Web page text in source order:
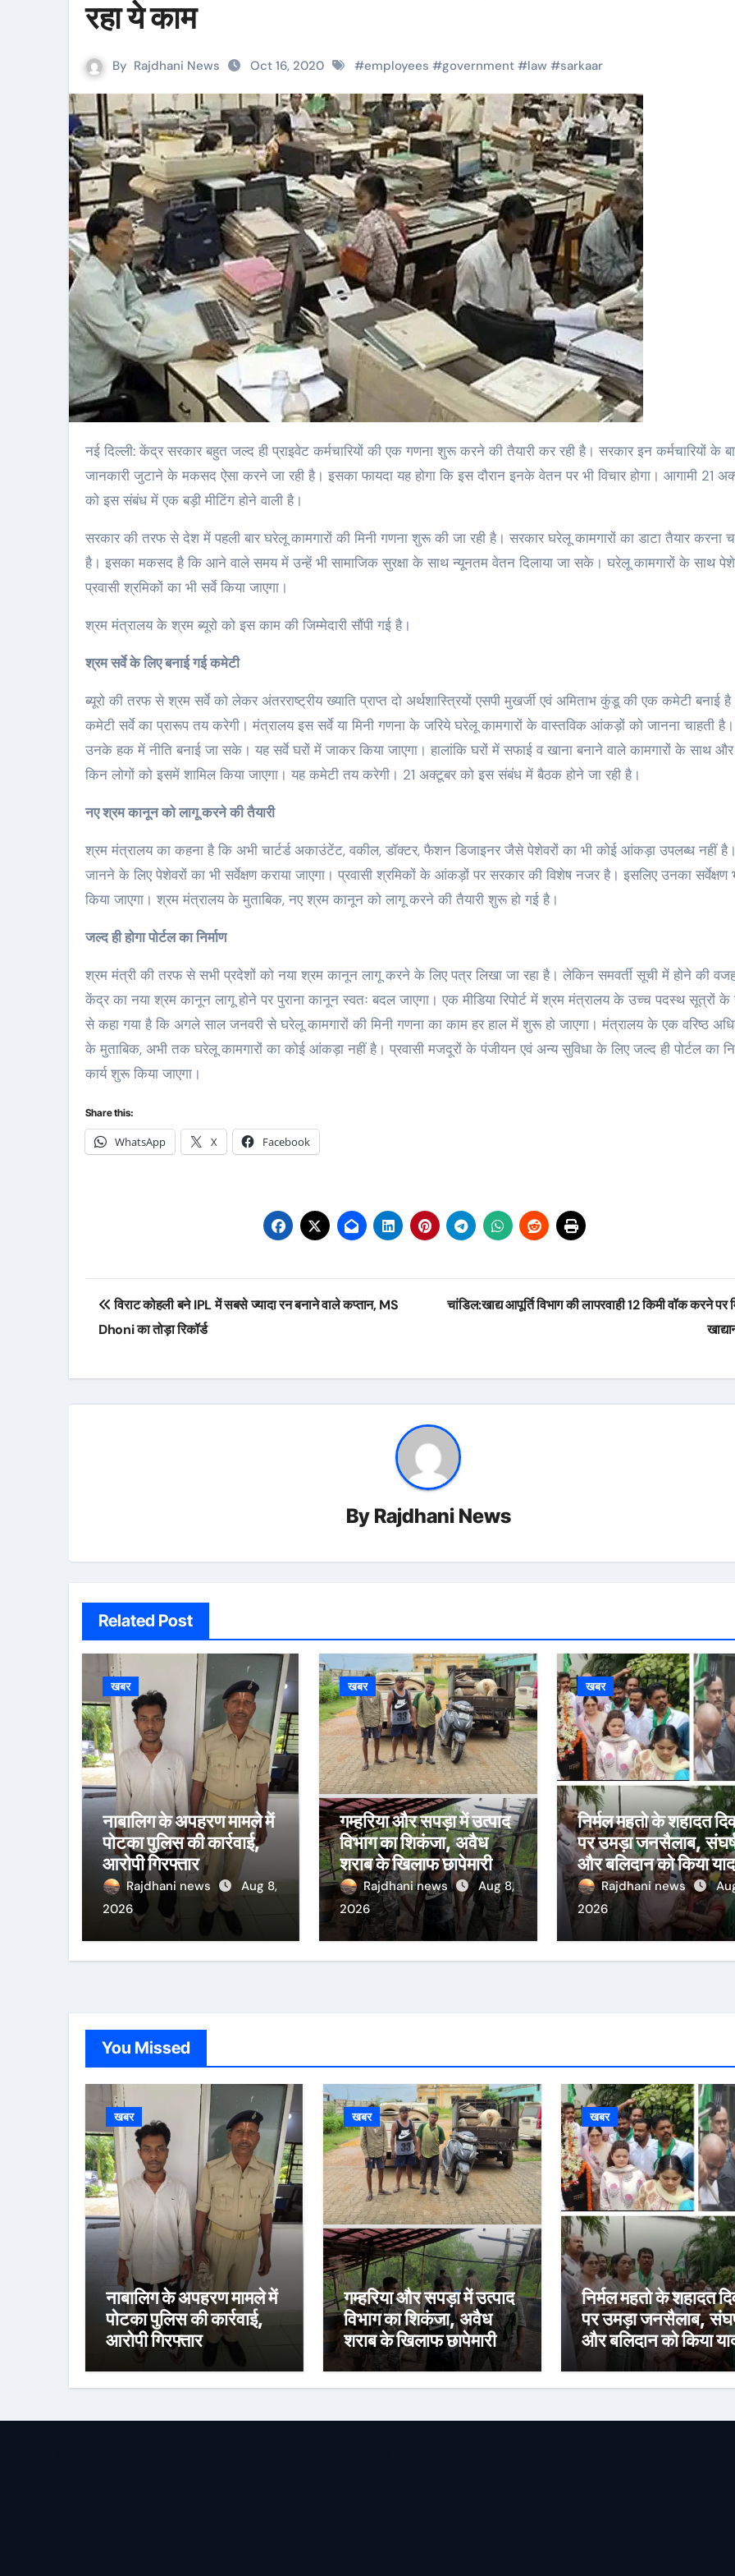
रहा ये काम
By Rajdhani News Oct 16, 2020 #employees #government #law #sarkaar
नई दिल्ली: केंद्र सरकार बहुत जल्‍द ही प्राइवेट कर्मचारियों की एक गणना शुरू करने की तैयारी कर रही है। सरकार इन कर्मचारियों के बारे में
जानकारी जुटाने के मकसद ऐसा करने जा रही है। इसका फायदा यह होगा कि इस दौरान इनके वेतन पर भी विचार होगा। आगामी 21
को इस संबंध में एक बड़ी मीटिंग होने वाली है।
सरकार की तरफ से देश में पहली बार घरेलू कामगारों की मिनी गणना शुरू की जा रही है। सरकार घरेलू कामगारों का डाटा तैयार करना
है। इसका मकसद है कि आने वाले समय में उन्हें भी सामाजिक सुरक्षा के साथ न्यूनतम वेतन दिलाया जा सके। घरेलू कामगारों के साथ
प्रवासी श्रमिकों का भी सर्वे किया जाएगा।
श्रम मंत्रालय के श्रम ब्यूरो को इस काम की जिम्मेदारी सौंपी गई है।
श्रम सर्वे के लिए बनाई गई कमेटी
ब्यूरो की तरफ से श्रम सर्वे को लेकर अंतरराष्ट्रीय ख्याति प्राप्त दो अर्थशास्त्रियों एसपी मुखर्जी एवं अमिताभ कुंडू की एक कमेटी बनाई
कमेटी सर्वे का प्रारूप तय करेगी। मंत्रालय इस सर्वे या मिनी गणना के जरिये घरेलू कामगारों के वास्तविक आंकड़ों को जानना चाहती
उनके हक में नीति बनाई जा सके। यह सर्वे घरों में जाकर किया जाएगा। हालांकि घरों में सफाई व खाना बनाने वाले कामगारों के साथ
किन लोगों को इसमें शामिल किया जाएगा। यह कमेटी तय करेगी। 21 अक्टूबर को इस संबंध में बैठक होने जा रही है।
नए श्रम कानून को लागू करने की तैयारी
श्रम मंत्रालय का कहना है कि अभी चार्टर्ड अकाउंटेंट, वकील, डॉक्टर, फैशन डिजाइनर जैसे पेशेवरों का भी कोई आंकड़ा उपलब्ध नहीं
जानने के लिए पेशेवरों का भी सर्वेक्षण कराया जाएगा। प्रवासी श्रमिकों के आंकड़ों पर सरकार की विशेष नजर है। इसलिए उनका
किया जाएगा। श्रम मंत्रालय के मुताबिक, नए श्रम कानून को लागू करने की तैयारी शुरू हो गई है।
जल्द ही होगा पोर्टल का निर्माण
श्रम मंत्री की तरफ से सभी प्रदेशों को नया श्रम कानून लागू करने के लिए पत्र लिखा जा रहा है। लेकिन समवर्ती सूची में होने की
केंद्र का नया श्रम कानून लागू होने पर पुराना कानून स्वतः बदल जाएगा। एक मीडिया रिपोर्ट में श्रम मंत्रालय के उच्च पदस्थ सूत्रों के
से कहा गया है कि अगले साल जनवरी से घरेलू कामगारों की मिनी गणना का काम हर हाल में शुरू हो जाएगा। मंत्रालय के एक वरिष्ठ
के मुताबिक, अभी तक घरेलू कामगारों का कोई आंकड़ा नहीं है। प्रवासी मजदूरों के पंजीयन एवं अन्य सुविधा के लिए जल्द ही पोर्टल का
कार्य शुरू किया जाएगा।
Share this:
WhatsApp X Facebook
Post
navigation
विराट कोहली बने IPL में सबसे ज्यादा रन बनाने वाले कप्तान, MS
Dhoni का तोड़ा रिकॉर्ड
चांडिल:खाद्य आपूर्ति विभाग की लापरवाही 12 किमी वॉक करने पर
By Rajdhani News
Related Post
खबर
नाबालिग के अपहरण मामले में
पोटका पुलिस की कार्रवाई,
आरोपी गिरफ्तार
Rajdhani news
Aug 8,
2026
खबर
गम्हरिया और सपड़ा में उत्पाद
विभाग का शिकंजा, अवैध
शराब के खिलाफ छापेमारी में
तीन गिरफ्तार
Rajdhani news
Aug 8,
2026
खबर
निर्मल महतो के शहादत
पर उमड़ा जनसैलाब,
और बलिदान को किया याद
Rajdhani news
2026
You Missed
खबर
नाबालिग के अपहरण मामले में
पोटका पुलिस की कार्रवाई,
आरोपी गिरफ्तार
खबर
गम्हरिया और सपड़ा में उत्पाद
विभाग का शिकंजा, अवैध
शराब के खिलाफ छापेमारी में
तीन गिरफ्तार
खबर
निर्मल महतो के शहादत
पर उमड़ा जनसैलाब,
और बलिदान को किया